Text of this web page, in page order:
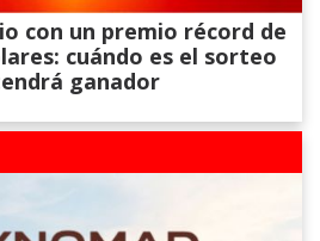
con un premio récord de
cuándo es el sorteo
ganador